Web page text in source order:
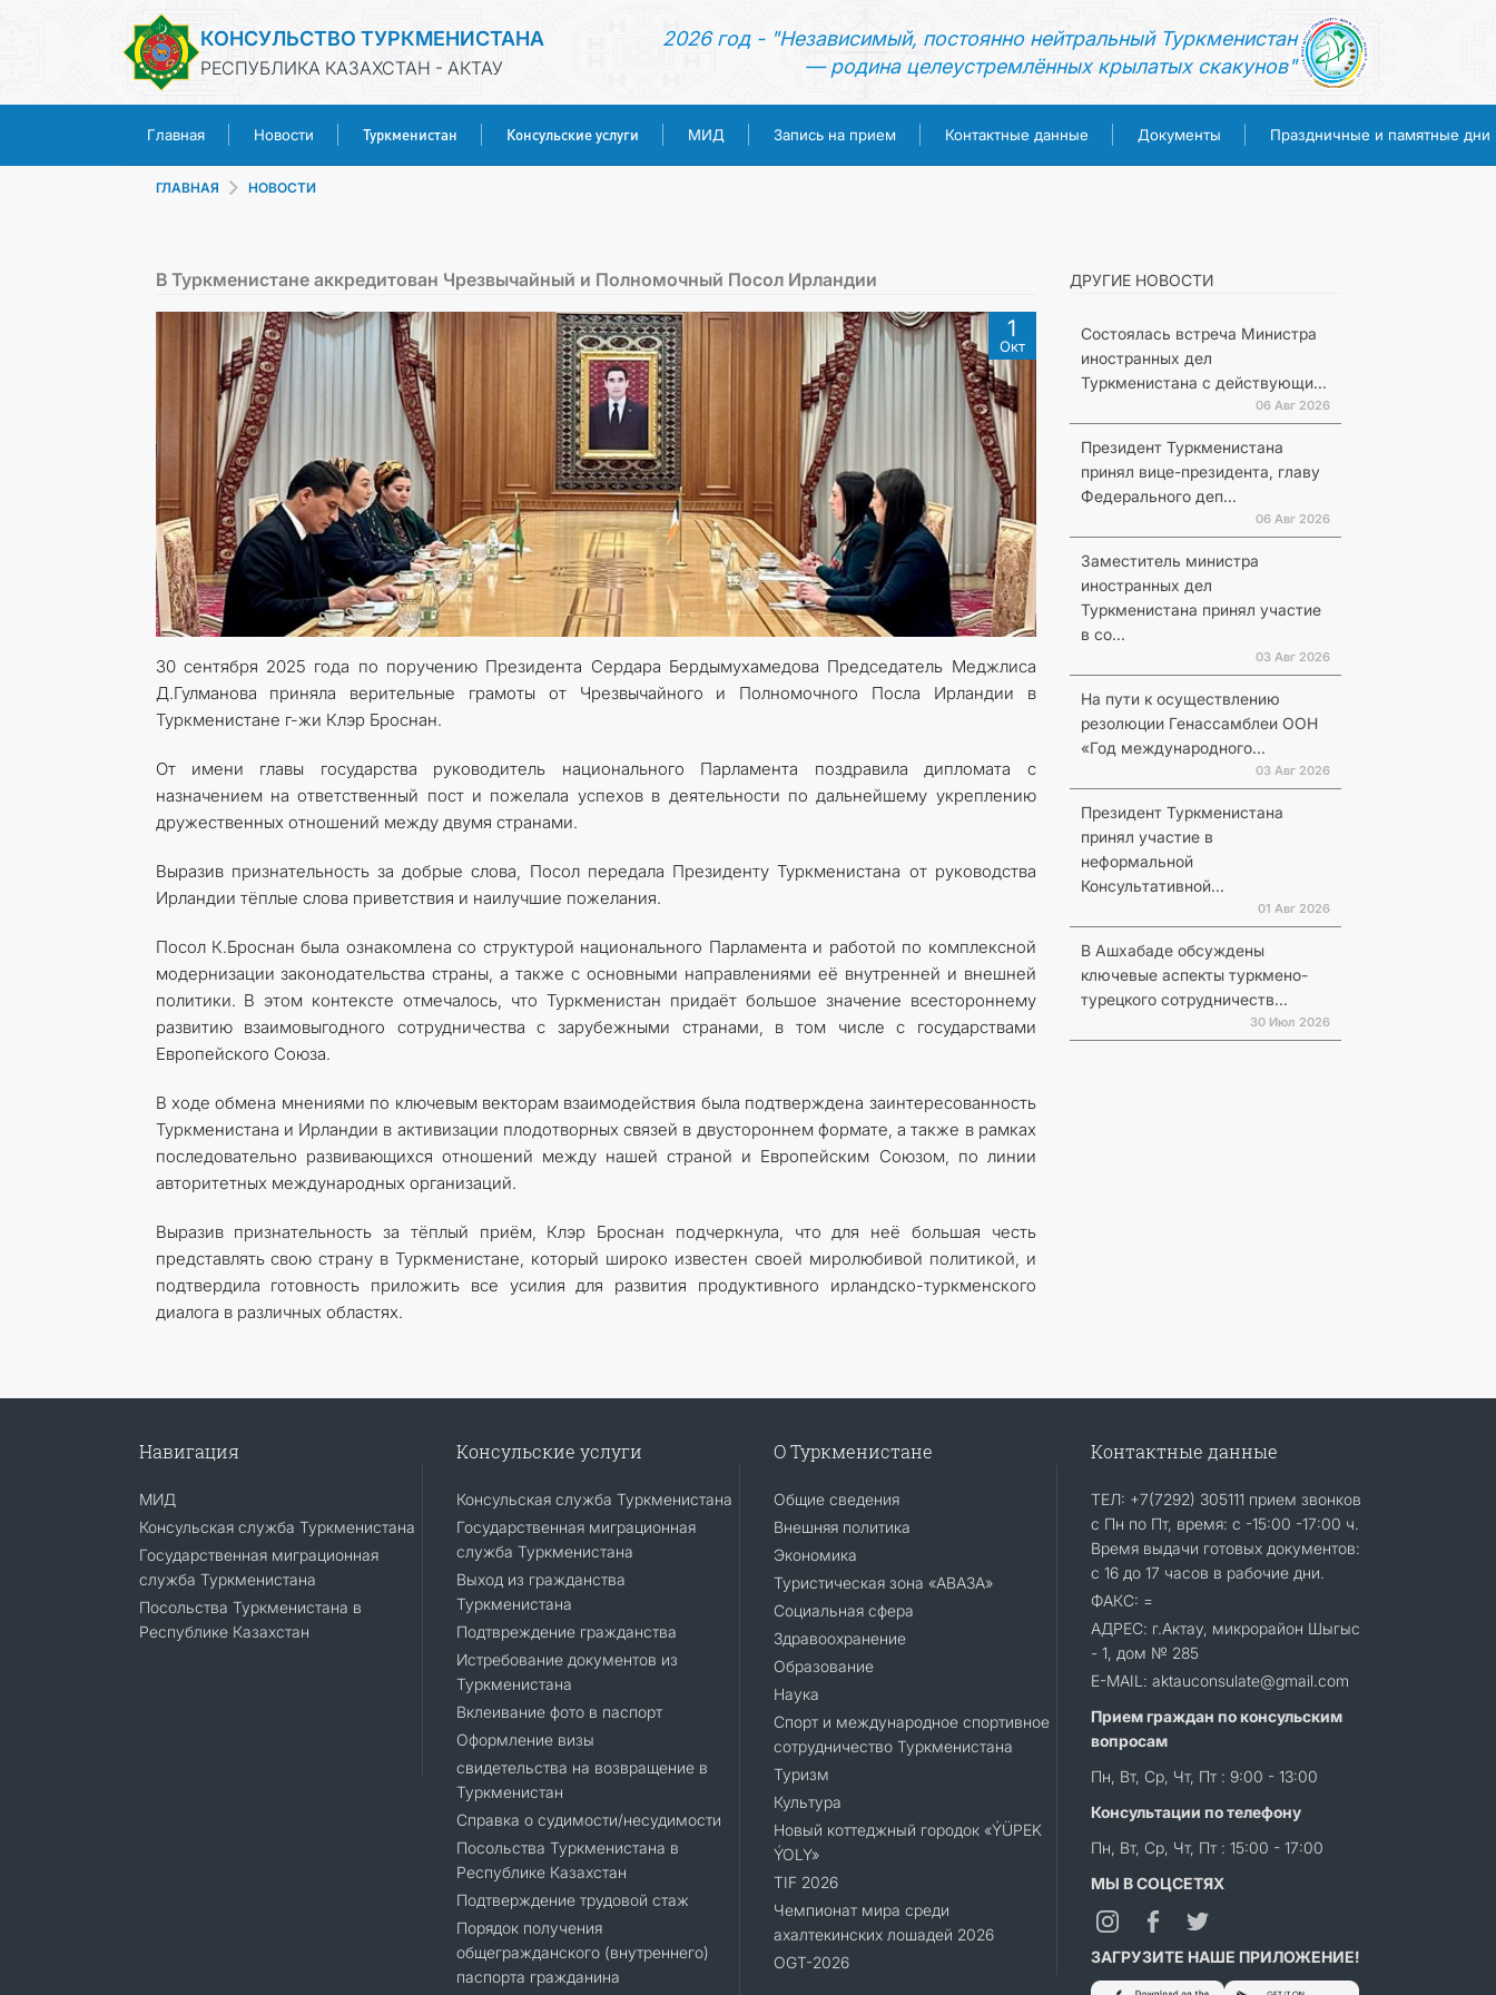
КОНСУЛЬСТВО ТУРКМЕНИСТАНА
РЕСПУБЛИКА КАЗАХСТАН - АКТАУ
2026 год - "Независимый, постоянно нейтральный Туркменистан
— родина целеустремлённых крылатых скакунов"
Главная Новости Туркменистан Консульские услуги МИД Запись на прием Контактные данные Документы Праздничные и памятные дни
ТУРКМЕНИСТАН
КОНСУЛЬСКИЕ УСЛУГИ
ЗАПИСЬ НА ПРИЕМ
КОНТАКТНЫЕ ДАННЫЕ
ДОКУМЕНТЫ
ПРАЗДНИЧНЫЕ И ПАМЯТНЫЕ ДНИ
ГЛАВНАЯ НОВОСТИ
В Туркменистане аккредитован Чрезвычайный и Полномочный Посол Ирландии
1
Окт
30 сентября 2025 года по поручению Президента Сердара Бердымухамедова Председатель Меджлиса
Д.Гулманова приняла верительные грамоты от Чрезвычайного и Полномочного Посла Ирландии в
Туркменистане г-жи Клэр Броснан.
От имени главы государства руководитель национального Парламента поздравила дипломата с
назначением на ответственный пост и пожелала успехов в деятельности по дальнейшему укреплению
дружественных отношений между двумя странами.
Выразив признательность за добрые слова, Посол передала Президенту Туркменистана от руководства
Ирландии тёплые слова приветствия и наилучшие пожелания.
Посол К.Броснан была ознакомлена со структурой национального Парламента и работой по комплексной
модернизации законодательства страны, а также с основными направлениями её внутренней и внешней
политики. В этом контексте отмечалось, что Туркменистан придаёт большое значение всестороннему
развитию взаимовыгодного сотрудничества с зарубежными странами, в том числе с государствами
Европейского Союза.
В ходе обмена мнениями по ключевым векторам взаимодействия была подтверждена заинтересованность
Туркменистана и Ирландии в активизации плодотворных связей в двустороннем формате, а также в рамках
последовательно развивающихся отношений между нашей страной и Европейским Союзом, по линии
авторитетных международных организаций.
Выразив признательность за тёплый приём, Клэр Броснан подчеркнула, что для неё большая честь
представлять свою страну в Туркменистане, который широко известен своей миролюбивой политикой, и
подтвердила готовность приложить все усилия для развития продуктивного ирландско-туркменского
диалога в различных областях.
ДРУГИЕ НОВОСТИ
Состоялась встреча Министра
иностранных дел
Туркменистана с действующи...
06 Авг 2026
Президент Туркменистана
принял вице-президента, главу
Федерального деп...
06 Авг 2026
Заместитель министра
иностранных дел
Туркменистана принял участие
в со...
03 Авг 2026
На пути к осуществлению
резолюции Генассамблеи ООН
«Год международного...
03 Авг 2026
Президент Туркменистана
принял участие в
неформальной
Консультативной...
01 Авг 2026
В Ашхабаде обсуждены
ключевые аспекты туркмено-
турецкого сотрудничеств...
30 Июл 2026
Навигация
МИД
Консульская служба Туркменистана
Государственная миграционная
служба Туркменистана
Посольства Туркменистана в
Республике Казахстан
Консульские услуги
Консульская служба Туркменистана
Государственная миграционная
служба Туркменистана
Выход из гражданства
Туркменистана
Подтвреждение гражданства
Истребование документов из
Туркменистана
Вклеивание фото в паспорт
Оформление визы
свидетельства на возвращение в
Туркменистан
Справка о судимости/несудимости
Посольства Туркменистана в
Республике Казахстан
Подтверждение трудовой стаж
Порядок получения
общегражданского (внутреннего)
паспорта гражданина
О Туркменистане
Общие сведения
Внешняя политика
Экономика
Туристическая зона «АВАЗА»
Социальная сфера
Здравоохранение
Образование
Наука
Спорт и международное спортивное
сотрудничество Туркменистана
Туризм
Культура
Новый коттеджный городок «ÝÜPEK
ÝOLY»
TIF 2026
Чемпионат мира среди
ахалтекинских лошадей 2026
OGT-2026
Контактные данные
ТЕЛ: +7(7292) 305111 прием звонков
с Пн по Пт, время: с -15:00 -17:00 ч.
Время выдачи готовых документов:
с 16 до 17 часов в рабочие дни.
ФАКС: =
АДРЕС: г.Актау, микрорайон Шыгыс
- 1, дом № 285
E-MAIL: aktauconsulate@gmail.com
Прием граждан по консульским
вопросам
Пн, Вт, Ср, Чт, Пт : 9:00 - 13:00
Консультации по телефону
Пн, Вт, Ср, Чт, Пт : 15:00 - 17:00
МЫ В СОЦСЕТЯХ
ЗАГРУЗИТЕ НАШЕ ПРИЛОЖЕНИЕ!